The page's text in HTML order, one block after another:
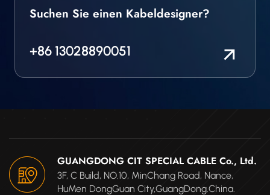
Suchen Sie einen Kabeldesigner?
+86 13028890051
GUANGDONG CIT SPECIAL CABLE Co., Ltd.
3F, C Build, NO.10, MinChang Road, Nance,
HuMen DongGuan City,GuangDong.China.